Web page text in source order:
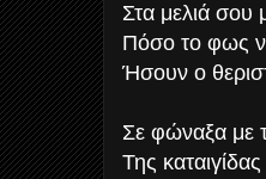
Στα μελιά σου
Πόσο το φως ν'
Ήσουν ο
Σε φώναξα με
Της καταιγίδας